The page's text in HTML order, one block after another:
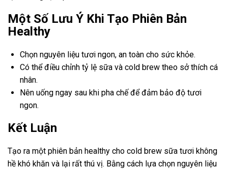
Một Số Lưu Ý Khi Tạo Phiên Bản
Healthy
Chọn nguyên liệu tươi ngon, an toàn cho sức khỏe.
Có thể điều chỉnh tỷ lệ sữa và cold brew theo sở thích cá
nhân.
Nên uống ngay sau khi pha chế để đảm bảo độ tươi
ngon.
Kết Luận
Tạo ra một phiên bản healthy cho cold brew sữa tươi không
hề khó khăn và lại rất thú vị. Bằng cách lựa chọn nguyên liệu